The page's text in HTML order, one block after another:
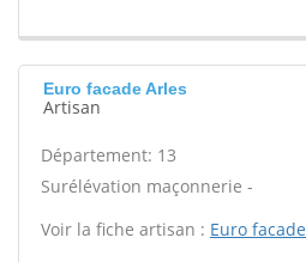
Euro facade Arles
Artisan
Département: 13
Surélévation maçonnerie -
Voir la fiche artisan : Euro facade